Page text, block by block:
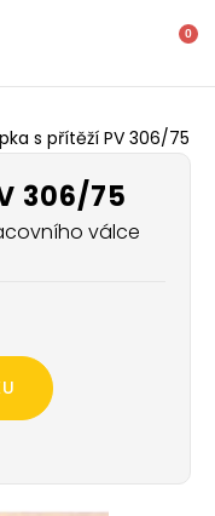
0
s přítěží PV 306/75
306/75
válce